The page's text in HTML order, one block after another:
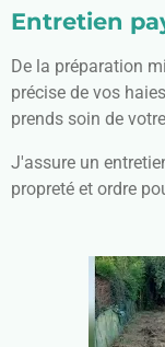
Entretien
De la préparation
précise de vos
prends soin de
J'assure un
propreté et ordre